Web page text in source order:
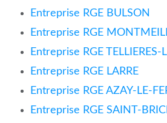
Entreprise RGE BULSON
Entreprise RGE
Entreprise RGE TELLIERES-
Entreprise RGE LARRE
Entreprise RGE AZAY-LE-
Entreprise RGE SAINT-